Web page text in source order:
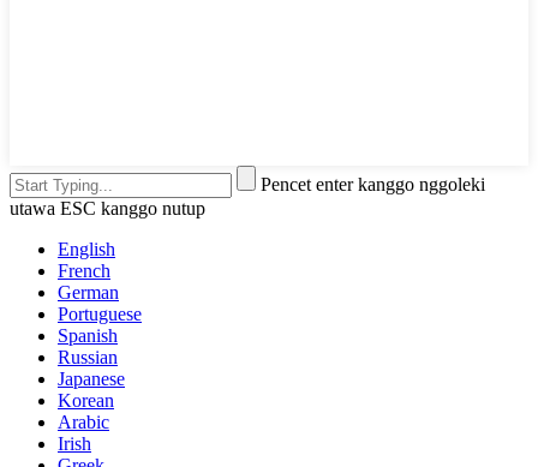
Pencet enter kanggo nggoleki
utawa ESC kanggo nutup
English
French
German
Portuguese
Spanish
Russian
Japanese
Korean
Arabic
Irish